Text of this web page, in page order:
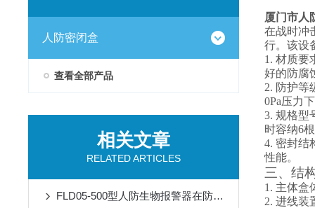
人防密闭盒
查看全部产品
相关文章
RELATED ARTICLES
FLD05-500型人防生物报警器在防护中的关键作用
厦门市人
在战时冲
行。该设
1. 材质要
好的防腐
2. 防护等
0Pa压力
3. 规格型
时容纳6
4. 密封结
性能。
三、结
1. 主体盒
2. 进线装